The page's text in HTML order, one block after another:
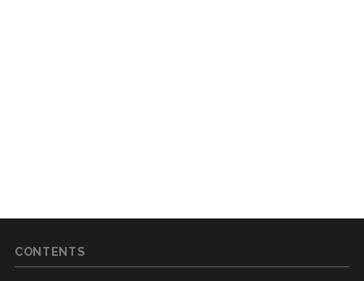
CONTENTS